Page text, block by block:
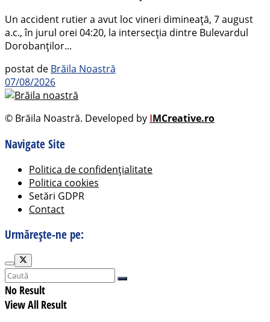
Un accident rutier a avut loc vineri dimineață, 7 august
a.c., în jurul orei 04:20, la intersecția dintre Bulevardul
Dorobanților...
postat de Brăila Noastră
07/08/2026
© Brăila Noastră. Developed by IMCreative.ro
Navigate Site
Politica de confidențialitate
Politica cookies
Setări GDPR
Contact
Urmărește-ne pe:
No Result
View All Result